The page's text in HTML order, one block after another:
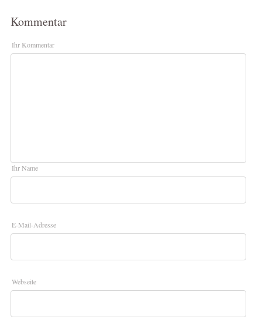
Kommentar
Ihr Kommentar
Ihr Name
E-Mail-Adresse
Webseite